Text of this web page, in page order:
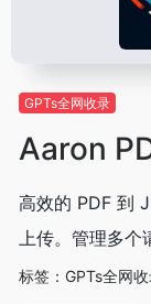
GPTs全网收录
Aaron
高效的 PDF 到
上传。管理多个
标签： GPTs全网